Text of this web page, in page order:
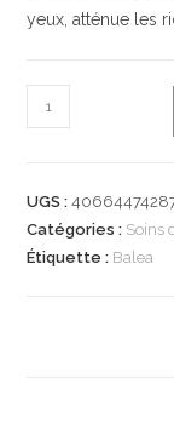
yeux, atténue les
de
Anti-
Falten,
UGS :
Catégories : Soins
Étiquette : Balea